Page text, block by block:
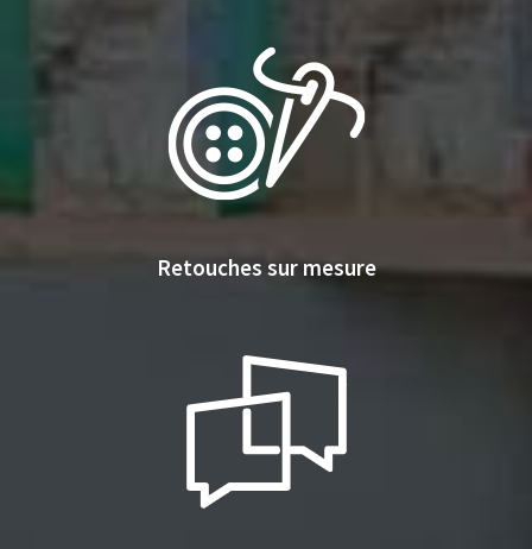
Retouches sur mesure